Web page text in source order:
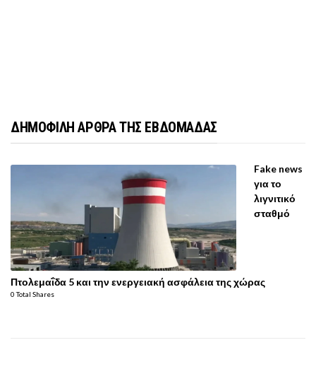
ΔΗΜΟΦΙΛΗ ΑΡΘΡΑ ΤΗΣ ΕΒΔΟΜΑΔΑΣ
Fake news
για το
λιγνιτικό
σταθμό
Πτολεμαΐδα 5 και την ενεργειακή ασφάλεια της χώρας
0 Total Shares